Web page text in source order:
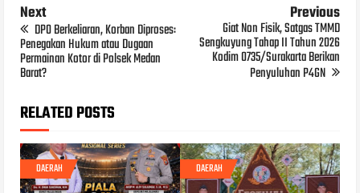
Next
DPO Berkeliaran, Korban Diproses:
Penegakan Hukum atau Dugaan
Permainan Kotor di Polsek Medan
Barat?
Previous
Giat Non Fisik, Satgas TMMD
Sengkuyung Tahap II Tahun 2026
Kodim 0735/Surakarta Berikan
Penyuluhan P4GN
RELATED POSTS
DAERAH DAERAH